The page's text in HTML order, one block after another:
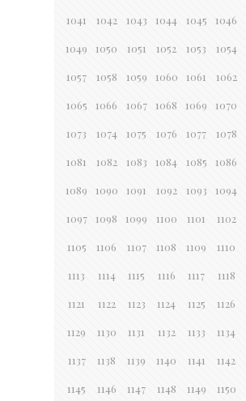
1041 1042 1043 1044 1045 1046
1049 1050 1051 1052 1053 1054
1057 1058 1059 1060 1061 1062
1065 1066 1067 1068 1069 1070
1073 1074 1075 1076 1077 1078
1081 1082 1083 1084 1085 1086
1089 1090 1091 1092 1093 1094
1097 1098 1099 1100 1101 1102
1105 1106 1107 1108 1109 1110
1113 1114 1115 1116 1117 1118
1121 1122 1123 1124 1125 1126
1129 1130 1131 1132 1133 1134
1137 1138 1139 1140 1141 1142
1145 1146 1147 1148 1149 1150